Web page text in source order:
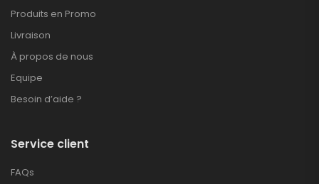
Produits en Promo
Livraison
À propos de nous
Equipe
Besoin d’aide ?
Service client
FAQs